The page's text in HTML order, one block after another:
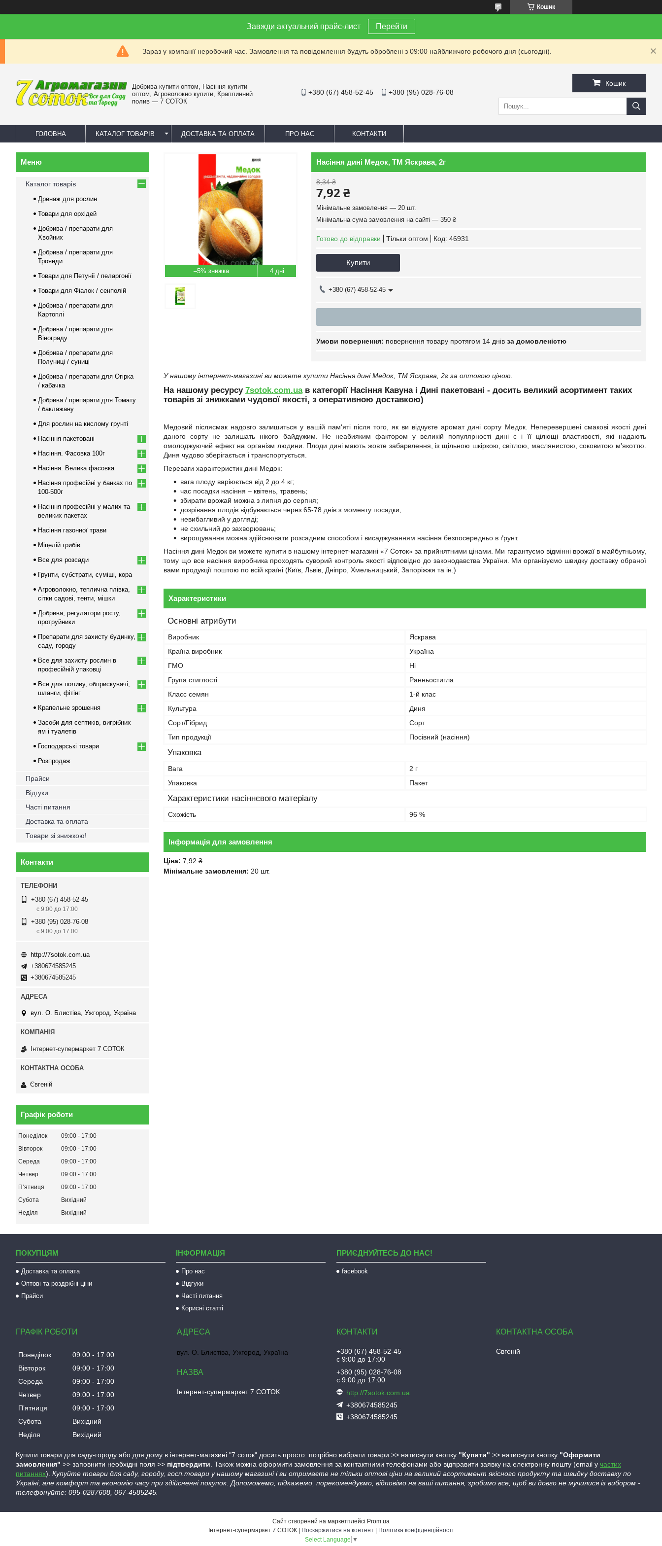
Кошик
Завжди актуальний прайс-лист Перейти
Зараз у компанії неробочий час. Замовлення та повідомлення будуть оброблені з 09:00 найближчого робочого дня (сьогодні).
Добрива купити оптом, Насіння купити
оптом, Агроволокно купити, Краплинний
полив — 7 СОТОК
+380 (67) 458-52-45 +380 (95) 028-76-08
Кошик
ГОЛОВНА КАТАЛОГ ТОВАРІВ ДОСТАВКА ТА ОПЛАТА ПРО НАС КОНТАКТИ
–5% 4 дні
Насіння дині Медок, ТМ Яскрава, 2г
8,34 ₴
7,92 ₴
Мінімальне замовлення — 20 шт.
Мінімальна сума замовлення на сайті — 350 ₴
Готово до відправки Тільки оптом Код: 46931
Купити
+380 (67) 458-52-45
повернення товару протягом 14 днів за домовленістю
У нашому інтернет-магазині ви можете купити Насіння дині Медок, ТМ Яскрава, 2г за оптовою ціною.
На нашому ресурсу 7sotok.com.uaв категорії Насіння Кавуна і Дині пакетовані - досить великий асортимент таких
товарів зі знижками чудової якості, з оперативною доставкою)
Медовий післясмак надовго залишиться у вашій пам'яті після того, як ви відчуєте аромат дині сорту Медок. Неперевершені смакові якості дині
даного сорту не залишать нікого байдужим. Не неабияким фактором у великій популярності дині є і її цілющі властивості, які надають
омолоджуючий ефект на організм людини. Плоди дині мають жовте забарвлення, із щільною шкіркою, світлою, маслянистою, соковитою м'якоттю.
Диня чудово зберігається і транспортується.
Переваги характеристик дині Медок:
вага плоду варіюється від 2 до 4 кг;
час посадки насіння – квітень, травень;
збирати врожай можна з липня до серпня;
дозрівання плодів відбувається через 65-78 днів з моменту посадки;
невибагливий у догляді;
не схильний до захворювань;
вирощування можна здійснювати розсадним способом і висаджуванням насіння безпосередньо в ґрунт.
Насіння дині Медок ви можете купити в нашому інтернет-магазині «7 Соток» за прийнятними цінами. Ми гарантуємо відмінні врожаї в майбутньому,
тому що все насіння виробника проходять суворий контроль якості відповідно до законодавства України. Ми організуємо швидку доставку обраної
вами продукції поштою по всій країні (Київ, Львів, Дніпро, Хмельницький, Запоріжжя та ін.)
Характеристики
Основні атрибути
Виробник
Яскрава
Країна виробник
Україна
ГМО
Ні
Група стиглості
Ранньостигла
Класс семян
1-й клас
Культура
Диня
Сорт/Гібрид
Сорт
Тип продукції
Посівний (насіння)
Упаковка
Вага
2 г
Упаковка
Пакет
Характеристики насіннєвого матеріалу
Схожість 96 %
Інформація для замовлення
Ціна: 7,92 ₴
Мінімальне замовлення: 20 шт.
Каталог товарів
Дренаж для рослин
Товари для орхідей
Добрива / препарати для
Хвойних
Добрива / препарати для
Троянди
Товари для Петунії / пеларгонії
Товари для Фіалок / сенполій
Добрива / препарати для
Картоплі
Добрива / препарати для
Вінограду
Добрива / препарати для
Полуниці / суниці
Добрива / препарати для Огірка
/ кабачка
Добрива / препарати для Томату
/ баклажану
Для рослин на кислому грунті
Насіння пакетовані
Насіння. Фасовка 100г
Насіння. Велика фасовка
Насіння професійні у банках по
100-500г
Насіння професійні у малих та
великих пакетах
Насіння газонної трави
Міцелій грибів
Все для розсади
Грунти, субстрати, суміші, кора
Агроволокно, теплична плівка,
сітки садові, тенти, мішки
Добрива, регулятори росту,
протруйники
Препарати для захисту будинку,
саду, городу
Все для захисту рослин в
професійній упаковці
Все для поливу, обприскувачі,
шланги, фітінг
Крапельне зрошення
Засоби для септиків, вигрібних
ям і туалетів
Господарські товари
Розпродаж
Прайси
Відгуки
Часті питання
Доставка та оплата
Товари зі знижкою!
Контакти
+380 (67) 458-52-45
с 9:00 до 17:00
+380 (95) 028-76-08
с 9:00 до 17:00
http://7sotok.com.ua
+380674585245
+380674585245
вул. О. Блистіва, Ужгород, Україна
Інтернет-супермаркет 7 СОТОК
Євгеній
Графік роботи
Понеділок 09:00
17:00
Вівторок
09:00
17:00
Середа
09:00
17:00
Четвер
09:00
17:00
Пʼятниця
09:00
17:00
Субота
Вихідний
Неділя
Вихідний
ПОКУПЦЯМ
Доставка та оплата
Оптові та роздрібні ціни
Прайси
ІНФОРМАЦІЯ
Про нас
Відгуки
Часті питання
Корисні статті
ПРИЄДНУЙТЕСЬ ДО НАС!
facebook
ГРАФІК РОБОТИ
Понеділок 09:00
17:00
Вівторок
09:00
17:00
Середа
09:00
17:00
Четвер
09:00
17:00
Пʼятниця
09:00
17:00
Субота
Вихідний
Неділя
Вихідний
вул. О. Блистіва, Ужгород, Україна
Інтернет-супермаркет 7 СОТОК
+380 (67) 458-52-45
с 9:00 до 17:00
+380 (95) 028-76-08
с 9:00 до 17:00
http://7sotok.com.ua
+380674585245
+380674585245
Євгеній
Купити товари для саду-городу або для дому в інтернет-магазині "7 соток" досить просто: потрібно вибрати товари >> натиснути кнопку "Купити" >> натиснути кнопку "Оформити
замовлення" >> заповнити необхідні поля >> підтвердити. Також можна оформити замовлення за контактними телефонами або відправити заявку на електронну пошту (email у частих
питаннях). Купуйте товари для саду, городу, госп.товари у нашому магазині і ви отримаєте не тільки оптові ціни на великий асортимент якісного продукту та швидку доставку по
Україні, але комфорт та економію часу при здійсненні покупок. Допоможемо, підкажемо, порекомендуємо, відповімо на ваші питання, зробимо все, щоб ви довго не мучилися із вибором -
телефонуйте: 095-0287608, 067-4585245.
Сайт створений на маркетплейсі Prom.ua
Поскаржитися на контент
Політика конфіденційності
Select Language ▼